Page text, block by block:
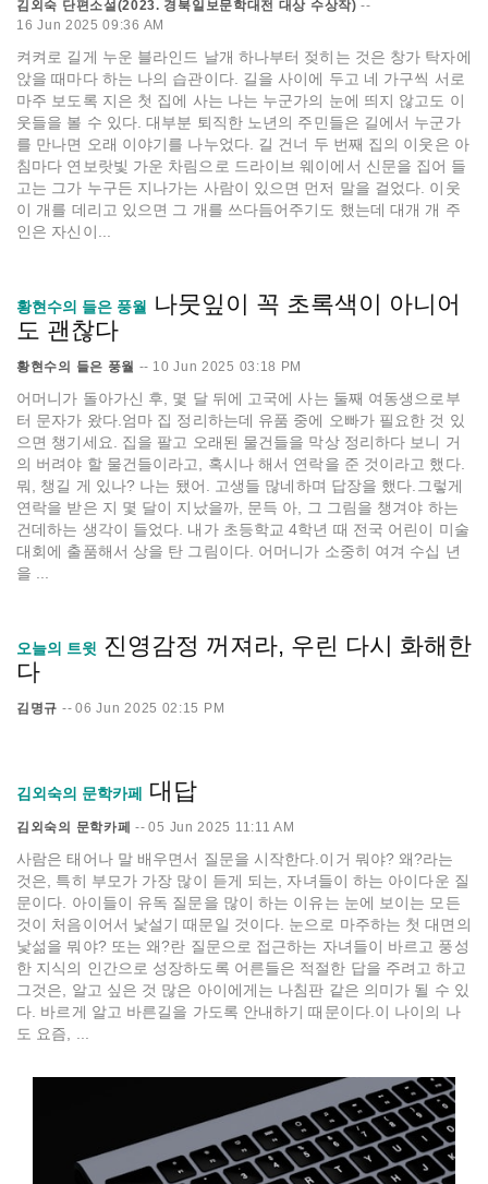
김외숙 단편소설(2023. 경북일보문학대전 대상 수상작) --
16 Jun 2025 09:36 AM
켜켜로 길게 누운 블라인드 날개 하나부터 젖히는 것은 창가 탁자에
앉을 때마다 하는 나의 습관이다. 길을 사이에 두고 네 가구씩 서로
마주 보도록 지은 첫 집에 사는 나는 누군가의 눈에 띄지 않고도 이
웃들을 볼 수 있다. 대부분 퇴직한 노년의 주민들은 길에서 누군가
를 만나면 오래 이야기를 나누었다. 길 건너 두 번째 집의 이웃은 아
침마다 연보랏빛 가운 차림으로 드라이브 웨이에서 신문을 집어 들
고는 그가 누구든 지나가는 사람이 있으면 먼저 말을 걸었다. 이웃
이 개를 데리고 있으면 그 개를 쓰다듬어주기도 했는데 대개 개 주
인은 자신이...
황현수의 들은 풍월
나뭇잎이 꼭 초록색이 아니어
도 괜찮다
황현수의 들은 풍월 -- 10 Jun 2025 03:18 PM
어머니가 돌아가신 후, 몇 달 뒤에 고국에 사는 둘째 여동생으로부
터 문자가 왔다.엄마 집 정리하는데 유품 중에 오빠가 필요한 것 있
으면 챙기세요. 집을 팔고 오래된 물건들을 막상 정리하다 보니 거
의 버려야 할 물건들이라고, 혹시나 해서 연락을 준 것이라고 했다.
뭐, 챙길 게 있나? 나는 됐어. 고생들 많네하며 답장을 했다.그렇게
연락을 받은 지 몇 달이 지났을까, 문득 아, 그 그림을 챙겨야 하는
건데하는 생각이 들었다. 내가 초등학교 4학년 때 전국 어린이 미술
대회에 출품해서 상을 탄 그림이다. 어머니가 소중히 여겨 수십 년
을 ...
오늘의 트윗 진영감정 꺼져라, 우린 다시 화해한
다
김명규 -- 06 Jun 2025 02:15 PM
김외숙의 문학카페 대답
김외숙의 문학카페 -- 05 Jun 2025 11:11 AM
사람은 태어나 말 배우면서 질문을 시작한다.이거 뭐야? 왜?라는
것은, 특히 부모가 가장 많이 듣게 되는, 자녀들이 하는 아이다운 질
문이다. 아이들이 유독 질문을 많이 하는 이유는 눈에 보이는 모든
것이 처음이어서 낯설기 때문일 것이다. 눈으로 마주하는 첫 대면의
낯섦을 뭐야? 또는 왜?란 질문으로 접근하는 자녀들이 바르고 풍성
한 지식의 인간으로 성장하도록 어른들은 적절한 답을 주려고 하고
그것은, 알고 싶은 것 많은 아이에게는 나침판 같은 의미가 될 수 있
다. 바르게 알고 바른길을 가도록 안내하기 때문이다.이 나이의 나
도 요즘, ...